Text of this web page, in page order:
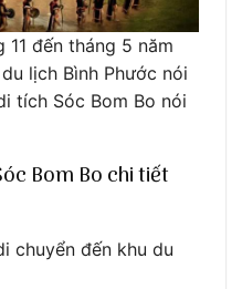
đến tháng 5 năm
lịch Bình Phước nói
tích Sóc Bom Bo nói
Bom Bo chi tiết
chuyển đến khu du